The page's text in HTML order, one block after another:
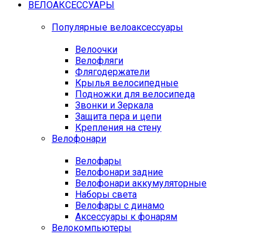
ВЕЛОАКСЕССУАРЫ
Популярные велоаксессуары
Велоочки
Велофляги
Флягодержатели
Крылья велосипедные
Подножки для велосипеда
Звонки и Зеркала
Защита пера и цепи
Крепления на стену
Велофонари
Велофары
Велофонари задние
Велофонари аккумуляторные
Наборы света
Велофары с динамо
Аксессуары к фонарям
Велокомпьютеры